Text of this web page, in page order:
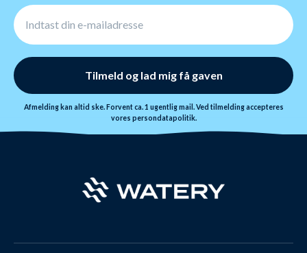
Tilmeld og lad mig få gaven
Afmelding kan altid ske. Forvent ca. 1 ugentlig mail. Ved tilmelding accepteres
vores persondatapolitik.